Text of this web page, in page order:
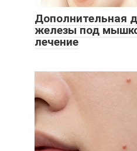
Дополнительная
железы под
лечение